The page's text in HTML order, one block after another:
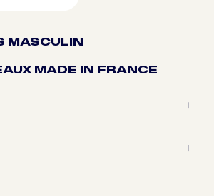
MASCULIN
MADE IN FRANCE